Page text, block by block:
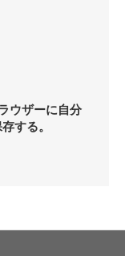
ウザーに自分
する。